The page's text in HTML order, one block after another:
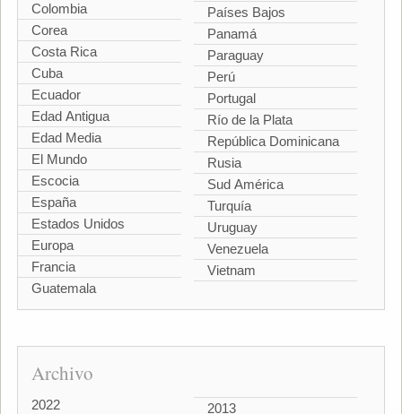
Colombia
Corea
Costa Rica
Cuba
Ecuador
Edad Antigua
Edad Media
El Mundo
Escocia
España
Estados Unidos
Europa
Francia
Guatemala
Países Bajos
Panamá
Paraguay
Perú
Portugal
Río de la Plata
República Dominicana
Rusia
Sud América
Turquía
Uruguay
Venezuela
Vietnam
Archivo
2022 2013